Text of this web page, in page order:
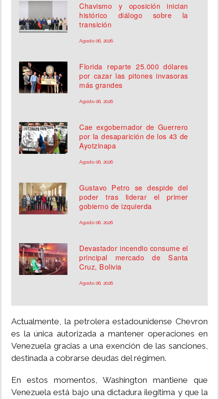
Chavismo y oposición inician
histórico diálogo sobre la
transición
Agosto 06, 2026
Florida reparte 25.000 dólares
por cazar las pitones invasoras
más grandes
Agosto 06, 2026
Cae exgobernador de Guerrero
por la desaparición de los 43 de
Ayotzinapa
Agosto 06, 2026
Gustavo Petro se despide del
poder tras liderar el primer
gobierno de izquierda
Agosto 06, 2026
Devastador incendio consume el
principal mercado de Santa
Cruz, Bolivia
Agosto 06, 2026
Actualmente, la petrolera estadounidense Chevron
es la única autorizada a mantener operaciones en
Venezuela gracias a una exención de las sanciones,
destinada a cobrarse deudas del régimen.
En estos momentos, Washington mantiene que
Venezuela está bajo una dictadura ilegítima y que la